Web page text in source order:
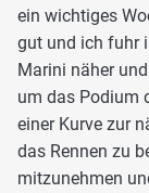
ein wichtiges
gut und ich fuhr
Marini näher
um das Podium
einer Kurve zur
das Rennen zu
mitzunehmen